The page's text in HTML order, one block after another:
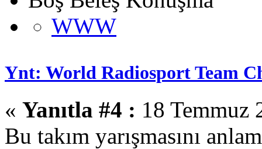
WWW
Ynt: World Radiosport Team
« Yanıtla #4 : 18 Temmuz
Bu takım yarışmasını